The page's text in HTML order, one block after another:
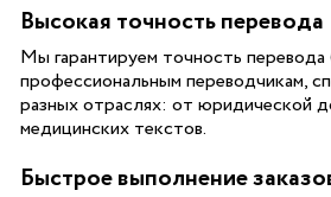
Высокая точность перевода
Мы гарантируем точность перевода
профессиональным переводчикам,
разных отраслях: от юридической
медицинских текстов.
Быстрое выполнение